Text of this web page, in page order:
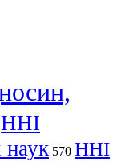
ННІ
наук 570 ННІ